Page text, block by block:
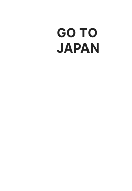
GO TO
JAPAN